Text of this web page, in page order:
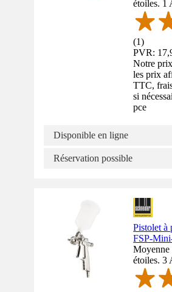
étoiles. 1
(1)
PVR:
Notre
les prix
TTC,
si
pce
Disponible en ligne
Réservation possible
Pistolet à
FSP-
Moyenne
étoiles. 3